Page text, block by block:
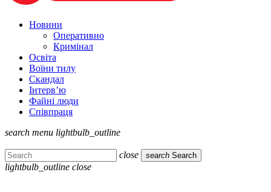
Новини
Оперативно
Кримінал
Освіта
Воїни тилу
Скандал
Інтерв’ю
Файні люди
Співпраця
search menu lightbulb_outline
close search Search
lightbulb_outline close